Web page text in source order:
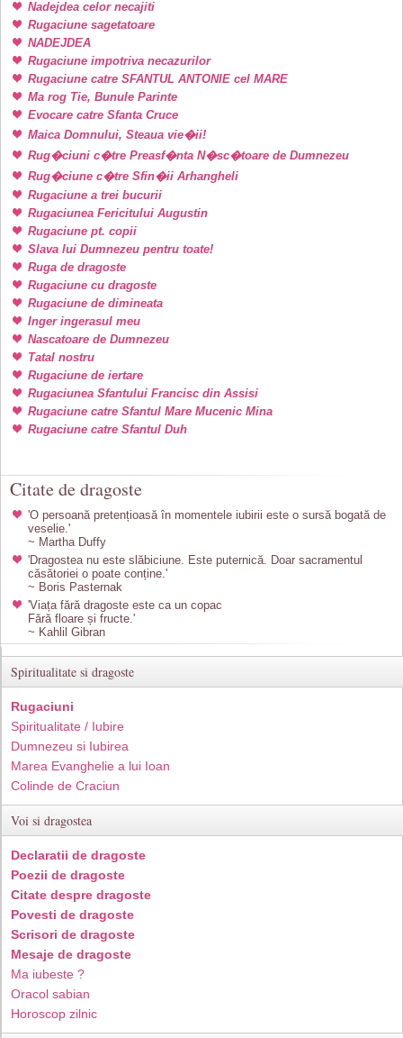
Nadejdea celor necajiti
Rugaciune sagetatoare
NADEJDEA
Rugaciune impotriva necazurilor
Rugaciune catre SFANTUL ANTONIE cel MARE
Ma rog Tie, Bunule Parinte
Evocare catre Sfanta Cruce
Maica Domnului, Steaua vie�ii!
Rug�ciuni c�tre Preasf�nta N�sc�toare de Dumnezeu
Rug�ciune c�tre Sfin�ii Arhangheli
Rugaciune a trei bucurii
Rugaciunea Fericitului Augustin
Rugaciune pt. copii
Slava lui Dumnezeu pentru toate!
Ruga de dragoste
Rugaciune cu dragoste
Rugaciune de dimineata
Inger ingerasul meu
Nascatoare de Dumnezeu
Tatal nostru
Rugaciune de iertare
Rugaciunea Sfantului Francisc din Assisi
Rugaciune catre Sfantul Mare Mucenic Mina
Rugaciune catre Sfantul Duh
Citate de dragoste
'O persoană pretențioasă în momentele iubirii este o sursă bogată de
veselie.'
~ Martha Duffy
'Dragostea nu este slăbiciune. Este puternică. Doar sacramentul
căsătoriei o poate conține.'
~ Boris Pasternak
'Viața fără dragoste este ca un copac
Fără floare și fructe.'
~ Kahlil Gibran
Spiritualitate si dragoste
Rugaciuni
Spiritualitate / Iubire
Dumnezeu si Iubirea
Marea Evanghelie a lui Ioan
Colinde de Craciun
Voi si dragostea
Declaratii de dragoste
Poezii de dragoste
Citate despre dragoste
Povesti de dragoste
Scrisori de dragoste
Mesaje de dragoste
Ma iubeste ?
Oracol sabian
Horoscop zilnic